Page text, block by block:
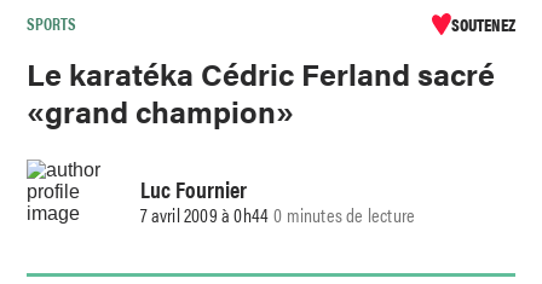
SPORTS SOUTENEZ
Le karatéka Cédric Ferland sacré
«grand champion»
Luc Fournier
7 avril 2009 à 0h440 minutes de lecture